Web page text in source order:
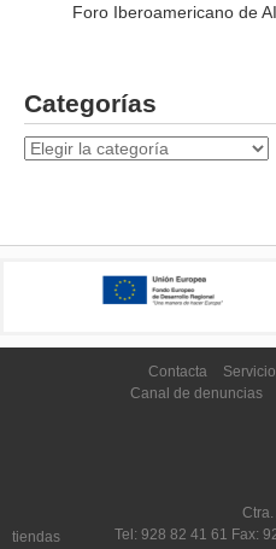
Foro Iberoamericano de
Categorías
Categorías
Contacta
Canal de denuncias
Tel: 928 82 41 61 Fax:
tiendas